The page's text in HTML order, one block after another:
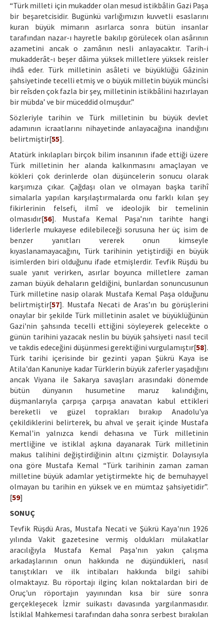
“Türk milleti için mukadder olan mesud istikbâlin Gazi Paşa
bir beşaretcisidir. Bugünkü varlığımızın kuvvetli esaslarını
kuran büyük mimarın asırlarca sonra bütün insanlar
tarafından nazar-ı hayretle bakılıp görülecek olan asârının
azametini ancak o zamânın nesli anlayacaktır. Tarih-i
mukadderât-ı beşer dâima yüksek milletlere yüksek reisler
ihdâ eder. Türk milletinin asâleti ve büyüklüğü Gâzinin
şahsiyetinde tecelli etmiş ve o büyük milletin büyük müncîsi
bir reîsden çok fazla bir şey, milletinin istikbâlini hazırlayan
bir mübda’ ve bir müceddid olmuşdur.”
Sözleriyle tarihin ve Türk milletinin bu büyük devlet
adamının icraatlarını nihayetinde anlayacağına inandığını
belirtmiştir[55].
Atatürk inkılapları birçok bilim insanının ifade ettiği üzere
Türk milletinin her alanda kalkınmasını amaçlayan ve
kökleri çok derinlerde olan düşüncelerin sonucu olarak
karşımıza çıkar. Çağdaşı olan ve olmayan başka tarihî
simalarla yapılan karşılaştırmalarda onu farklı kılan şey
fikirlerinin felsefi, ilmî ve ideolojik bir temelinin
olmasıdır[56]. Mustafa Kemal Paşa’nın tarihte hangi
liderlerle mukayese edilebileceği sorusuna her üç isim de
benzer yanıtları vererek onun kimseyle
kıyaslanamayacağını, Türk tarihinin yetiştirdiği en büyük
isimlerden biri olduğunu ifade etmişlerdir. Tevfik Rüşdü bu
suale yanıt verirken, asırlar boyunca milletlere zaman
zaman büyük dehaların geldiğini, bunlardan sonuncusunun
Türk milletine nasip olarak Mustafa Kemal Paşa olduğunu
belirtmiştir[57]. Mustafa Necati de Aras’ın bu görüşlerini
onaylar bir şekilde Türk milletinin asalet ve büyüklüğünün
Gazi'nin şahsında tecelli ettiğini söyleyerek gelecekte o
günün tarihini yazacak neslin bu büyük şahsiyeti nasıl tecil
ve takdis edeceğini düşünmesi gerektiğini vurgulamıştır[58].
Türk tarihi içerisinde bir gezinti yapan Şükrü Kaya ise
Atila'dan Kanuniye kadar Türklerin büyük zaferler yaşadığını
ancak Viyana ile Sakarya savaşları arasındaki dönemde
bütün dünyanın husumetine maruz kalındığını,
düşmanlarıyla çarpışa çarpışa anavatan kabul ettikleri
bereketli ve güzel toprakları bırakıp Anadolu'ya
çekildiklerini belirterek, bu ahval ve şerait içinde Mustafa
Kemal'in yalnızca kendi dehasına ve Türk milletinin
mertliğine ve istiklal aşkına dayanarak Türk milletinin
makus talihini değiştirdiğinin altını çizmiştir. Dolayısıyla
ona göre Mustafa Kemal “Türk tarihinin zaman zaman
milletine büyük adamlar yetiştirmekte hiç de bemuhayyel
olmayan bu tarihin en yüksek ve en mümtaz şahsiyetidir”.
[59]
SONUÇ
Tevfik Rüşdü Aras, Mustafa Necati ve Şükrü Kaya'nın 1926
yılında Vakit gazetesine vermiş oldukları mülakatlar
aracılığıyla Mustafa Kemal Paşa'nın yakın çalışma
arkadaşlarının onun hakkında ne düşündükleri, nasıl
tanıştıkları ve ilk intibaları hakkında bilgi sahibi
olmaktayız. Bu röportajı ilginç kılan noktalardan biri de
Oruç'un röportajın yayınından kısa bir süre sonra
gerçekleşecek İzmir suikastı davasında yargılanmasıdır.
İstiklal Mahkemesi tarafından daha sonra serbest bırakılan